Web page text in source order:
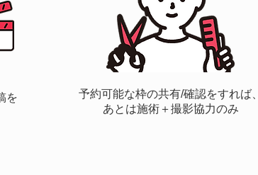
を
予約可能な枠の共有/確認をすれば、
あとは施術＋撮影協力のみ